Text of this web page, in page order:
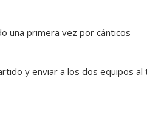
una primera vez por cánticos
y enviar a los dos equipos al